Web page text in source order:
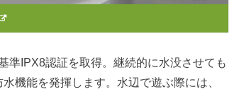
準IPX8認証を取得。継続的に水没させても
機能を発揮します。水辺で遊ぶ際には、